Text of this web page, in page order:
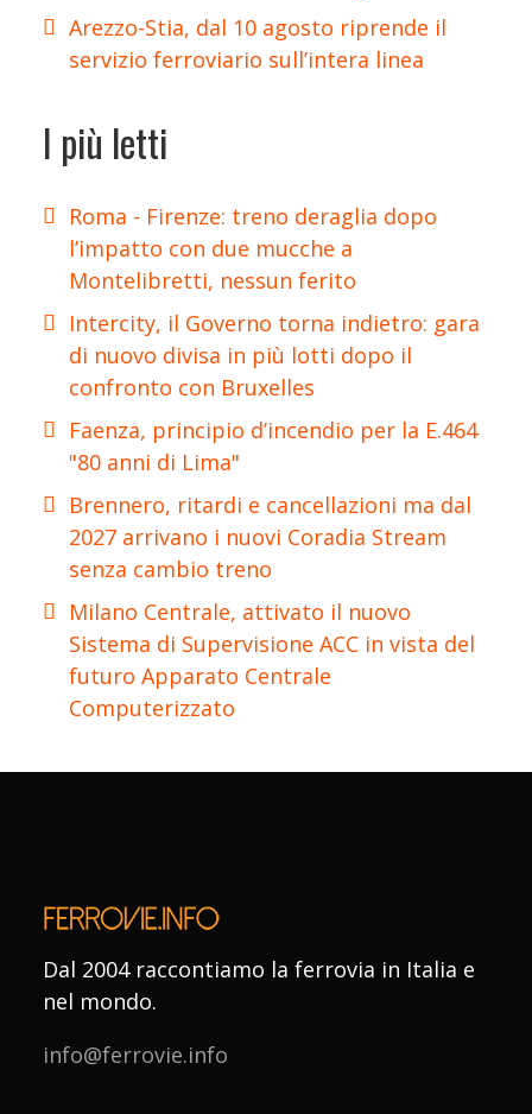
Arezzo-Stia, dal 10 agosto riprende il
servizio ferroviario sull’intera linea
I più letti
Roma - Firenze: treno deraglia dopo
l’impatto con due mucche a
Montelibretti, nessun ferito
Intercity, il Governo torna indietro: gara
di nuovo divisa in più lotti dopo il
confronto con Bruxelles
Faenza, principio d’incendio per la E.464
"80 anni di Lima"
Brennero, ritardi e cancellazioni ma dal
2027 arrivano i nuovi Coradia Stream
senza cambio treno
Milano Centrale, attivato il nuovo
Sistema di Supervisione ACC in vista del
futuro Apparato Centrale
Computerizzato
Dal 2004 raccontiamo la ferrovia in Italia e
nel mondo.
info@ferrovie.info